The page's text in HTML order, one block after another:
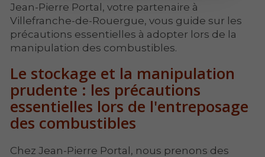
Jean-Pierre Portal, votre partenaire à
Villefranche-de-Rouergue, vous guide sur les
précautions essentielles à adopter lors de la
manipulation des combustibles.
Le stockage et la manipulation
prudente : les précautions
essentielles lors de l'entreposage
des combustibles
Chez Jean-Pierre Portal, nous prenons des